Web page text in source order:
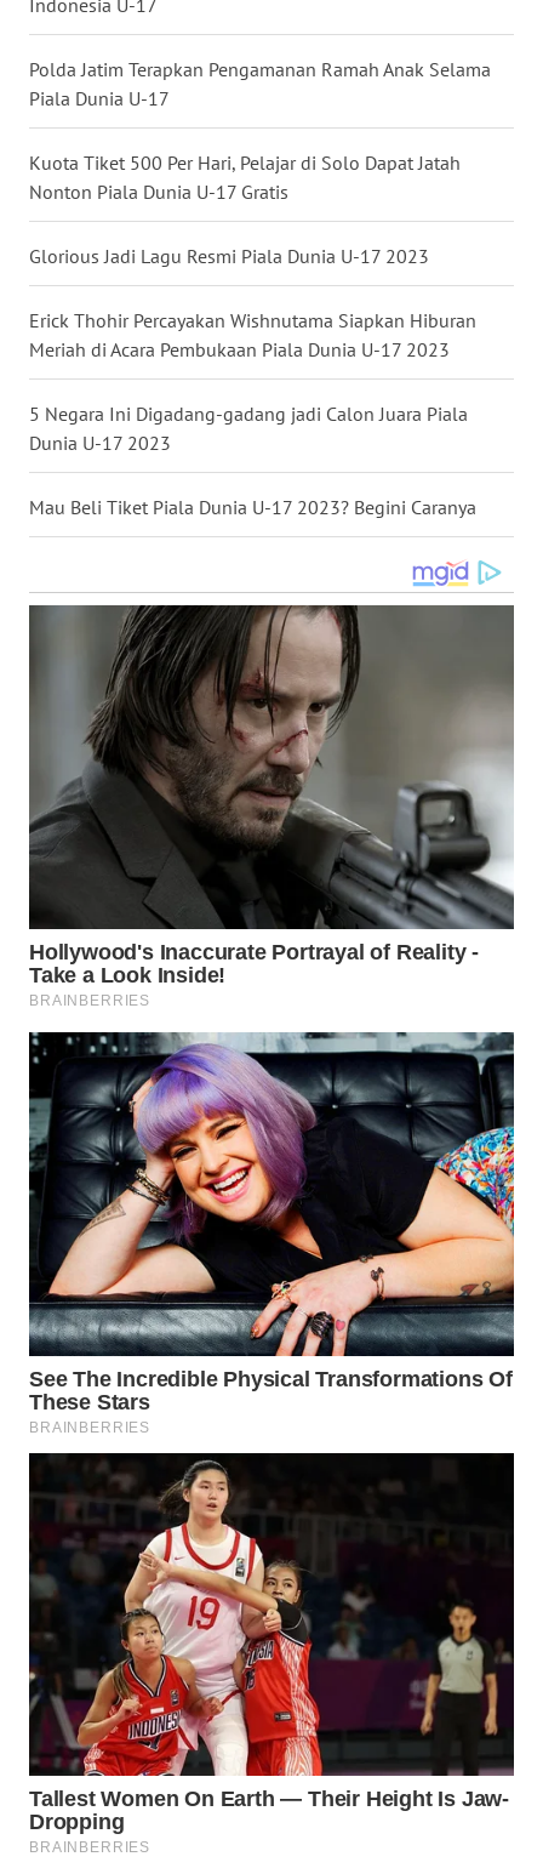
Indonesia U-17
Polda Jatim Terapkan Pengamanan Ramah Anak Selama
Piala Dunia U-17
Kuota Tiket 500 Per Hari, Pelajar di Solo Dapat Jatah
Nonton Piala Dunia U-17 Gratis
Glorious Jadi Lagu Resmi Piala Dunia U-17 2023
Erick Thohir Percayakan Wishnutama Siapkan Hiburan
Meriah di Acara Pembukaan Piala Dunia U-17 2023
5 Negara Ini Digadang-gadang jadi Calon Juara Piala
Dunia U-17 2023
Mau Beli Tiket Piala Dunia U-17 2023? Begini Caranya
WN
BABEL
WN
BENGKULU
LAMPUNG
JATENG
NUSANTARA
JATIM
WN
BALI
WN
KALBAR
KALTENG
WN
KALTARA
WN
KALSEL
WN
KALTIM
WN
SULSEL
WN
GORONTALO
WN
SULUT
MALUKU
WN
MALUT
WN
DAIRI